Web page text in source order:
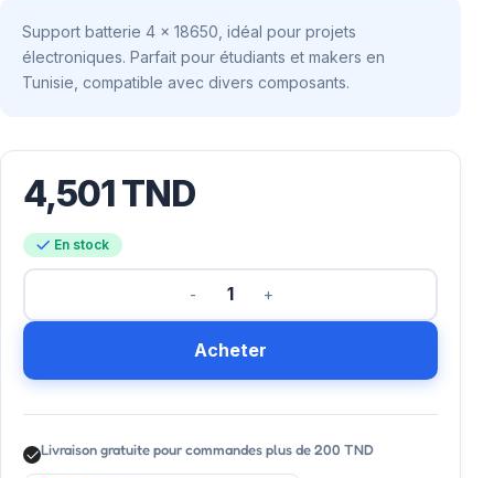
Support batterie 4 x 18650, idéal pour projets
électroniques. Parfait pour étudiants et makers en
Tunisie, compatible avec divers composants.
4,501TND
En stock
Acheter
Livraison gratuite pour commandes plus de 200 TND